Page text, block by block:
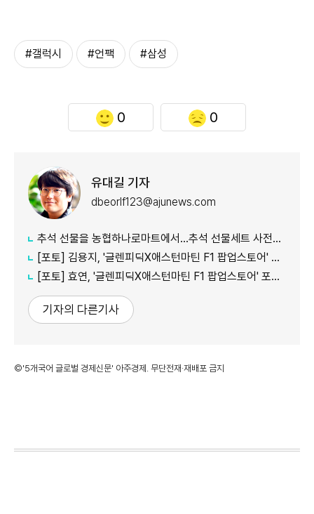
#갤럭시 #언팩 #삼성
0 0
유대길 기자
dbeorlf123@ajunews.com
추석 선물을 농협하나로마트에서…추석 선물세트 사전예약 실시
[포토] 김용지, '글렌피딕X애스턴마틴 F1 팝업스토어' 포토콜 참석
[포토] 효연, '글렌피딕X애스턴마틴 F1 팝업스토어' 포토콜 참석
기자의 다른기사
©'5개국어 글로벌 경제신문' 아주경제. 무단전재·재배포 금지